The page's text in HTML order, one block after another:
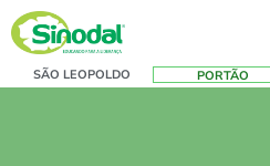
SÃO LEOPOLDO PORTÃO